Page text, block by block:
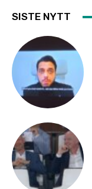
SISTE NYTT